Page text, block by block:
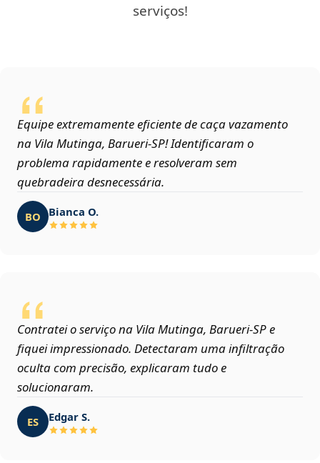
serviços!
Equipe extremamente eficiente de caça vazamento
na Vila Mutinga, Barueri‑SP! Identificaram o
problema rapidamente e resolveram sem
quebradeira desnecessária.
BO Bianca O.
Contratei o serviço na Vila Mutinga, Barueri‑SP e
fiquei impressionado. Detectaram uma infiltração
oculta com precisão, explicaram tudo e
solucionaram.
ES Edgar S.